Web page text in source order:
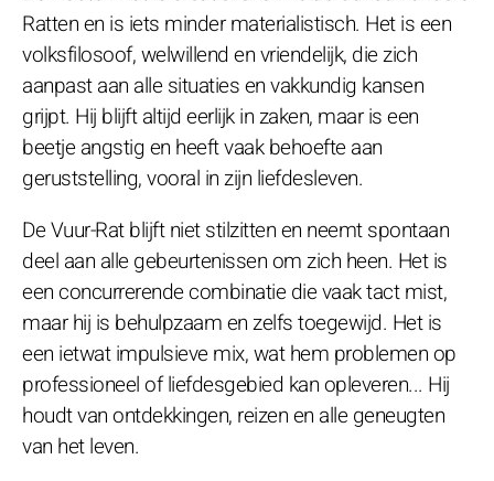
Ratten en is iets minder materialistisch. Het is een
volksfilosoof, welwillend en vriendelijk, die zich
aanpast aan alle situaties en vakkundig kansen
grijpt. Hij blijft altijd eerlijk in zaken, maar is een
beetje angstig en heeft vaak behoefte aan
geruststelling, vooral in zijn liefdesleven.
De Vuur-Rat blijft niet stilzitten en neemt spontaan
deel aan alle gebeurtenissen om zich heen. Het is
een concurrerende combinatie die vaak tact mist,
maar hij is behulpzaam en zelfs toegewijd. Het is
een ietwat impulsieve mix, wat hem problemen op
professioneel of liefdesgebied kan opleveren... Hij
houdt van ontdekkingen, reizen en alle geneugten
van het leven.